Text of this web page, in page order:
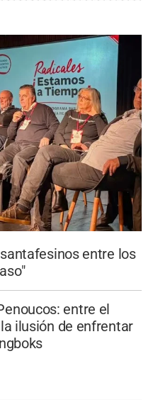
entre los
entre el
ilusión de enfrentar